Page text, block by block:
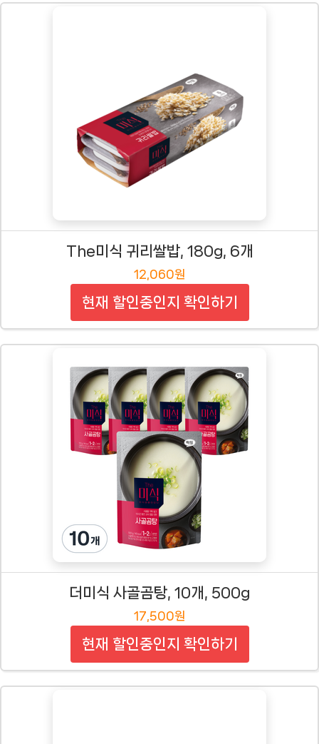
The미식 귀리쌀밥, 180g, 6개
12,060원
현재 할인중인지 확인하기
더미식 사골곰탕, 10개, 500g
17,500원
현재 할인중인지 확인하기